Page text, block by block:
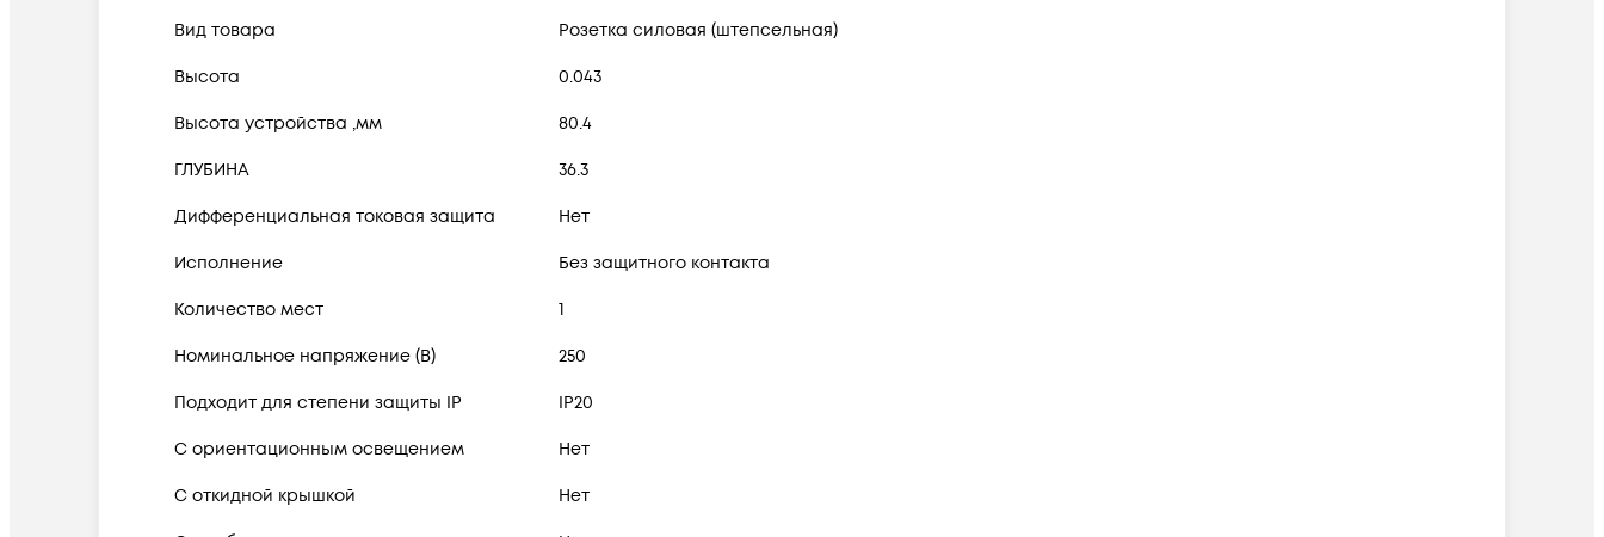
Вид товара
Розетка силовая (штепсельная)
Высота 0.043
Высота устройства ,мм 80.4
ГЛУБИНА 36.3
Дифференциальная токовая защита Нет
Исполнение Без защитного контакта
Количество мест 1
Номинальное напряжение (В) 250
Подходит для степени защиты IP IP20
С ориентационным освещением Нет
С откидной крышкой Нет